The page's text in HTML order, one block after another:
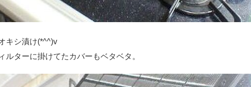
キシ漬け(*^^)v
ルターに掛けてたカバーもベタベタ。